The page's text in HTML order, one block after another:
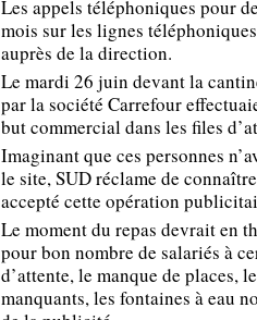
Les appels téléphoniques pour
mois sur les lignes
auprès de la direction.
Le mardi 26 juin devant la
par la société Carrefour
but commercial dans les files
Imaginant que ces personnes
le site, SUD réclame de
accepté cette opération
Le moment du repas devrait en
pour bon nombre de salariés à
d’attente, le manque de places,
manquants, les fontaines à eau